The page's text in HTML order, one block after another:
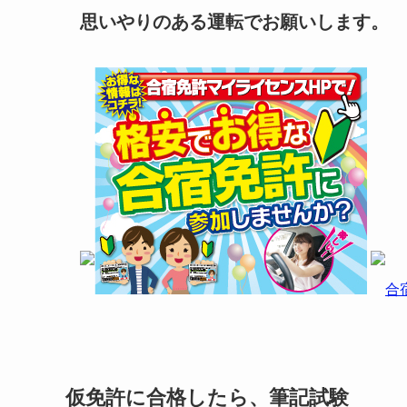
思いやりのある運転でお願いします。
合
仮免許に合格したら、筆記試験